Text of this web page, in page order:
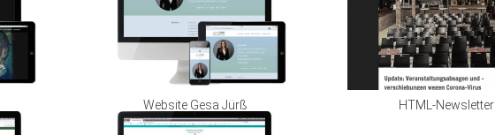
Website Gesa Jürß HTML-Newsletter